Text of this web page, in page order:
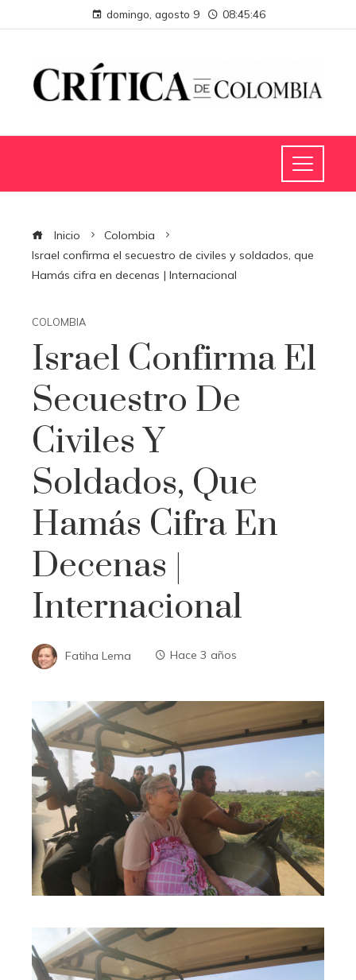
domingo, agosto 9 08:45:47
Inicio
Colombia
Israel confirma el secuestro de civiles y soldados, que
Hamás cifra en decenas | Internacional
COLOMBIA
Israel Confirma El
Secuestro De
Civiles Y
Soldados, Que
Hamás Cifra En
Decenas |
Internacional
Fatiha Lema Hace 3 años